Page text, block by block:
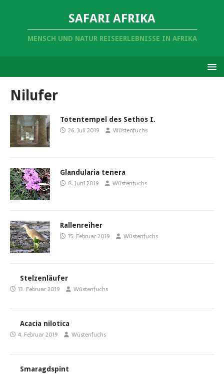
SAFARI AFRIKA
MENSCH UND NATUR REISEERLEBNISSE IN AFRIKA
Nilufer
Totentempel des Sethos I.
26. Juli 2019 Wüstenfuchs
Glandularia tenera
8. Juni 2019 Wüstenfuchs
Rallenreiher
15. Februar 2019 Wüstenfuchs
Stelzenläufer
13. Februar 2019 Wüstenfuchs
Acacia nilotica
4. Februar 2019 Wüstenfuchs
Smaragdspint